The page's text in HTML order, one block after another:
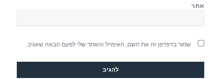
אתר
שמור בדפדפן זה את השם, האימייל והאתר שלי לפעם הבאה שאגיב.